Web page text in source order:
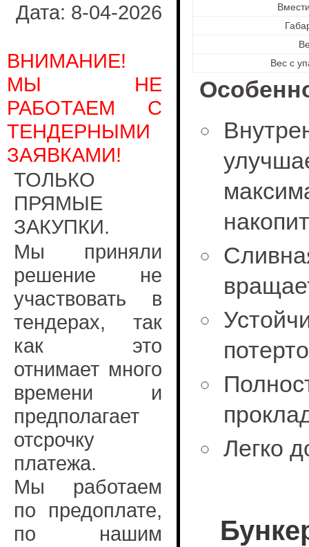
Дата: 8-04-2026
ВНИМАНИЕ!
МЫ НЕ
РАБОТАЕМ С
ТЕНДЕРНЫМИ
ЗАЯВКАМИ!
ТОЛЬКО
ПРЯМЫЕ
ЗАКУПКИ.
Мы приняли
решение не
участвовать в
тендерах, так
как это
отнимает много
времени и
предполагает
отсрочку
платежа.
Мы работаем
по предоплате,
по нашим
Вес с
Легко